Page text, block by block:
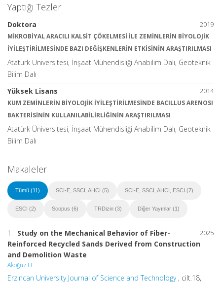
Yaptığı Tezler
2019
Doktora
MİKROBİYAL ARACILI KALSİT ÇÖKELMESİ İLE ZEMİNLERİN BİYOLOJİK
İYİLEŞTİRİLMESİNDE BAZI DEĞİŞKENLERİN ETKİSİNİN ARAŞTIRILMASI
Atatürk Üniversitesi, İnşaat Mühendisliği Anabilim Dalı, Geoteknik
Bilim Dalı
2014
Yüksek Lisans
KUM ZEMİNLERİN BİYOLOJİK İYİLEŞTİRİLMESİNDE BACILLUS ARENOSI
BAKTERİSİNİN KULLANILABİLİRLİĞİNİN ARAŞTIRILMASI
Atatürk Üniversitesi, İnşaat Mühendisliği Anabilim Dalı, Geoteknik
Bilim Dalı
Makaleler
Tümü (11) SCI-E, SSCI, AHCI (5) SCI-E, SSCI, AHCI, ESCI (7)
ESCI (2) Scopus (6) TRDizin (3) Diğer Yayınlar (1)
2025
1.
Study on the Mechanical Behavior of Fiber-
Reinforced Recycled Sands Derived from Construction
and Demolition Waste
Akoğuz H.
Erzincan University Journal of Science and Technology, cilt.18,